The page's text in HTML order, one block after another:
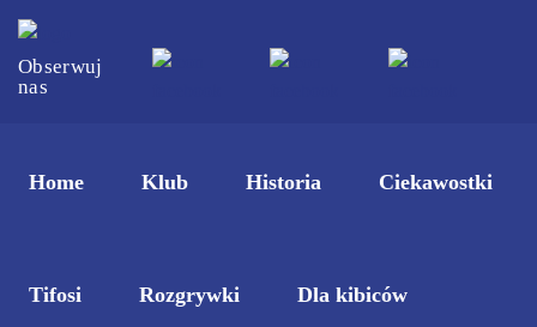
Obserwuj
nas
Home Klub Historia Ciekawostki
Tifosi Rozgrywki Dla kibiców